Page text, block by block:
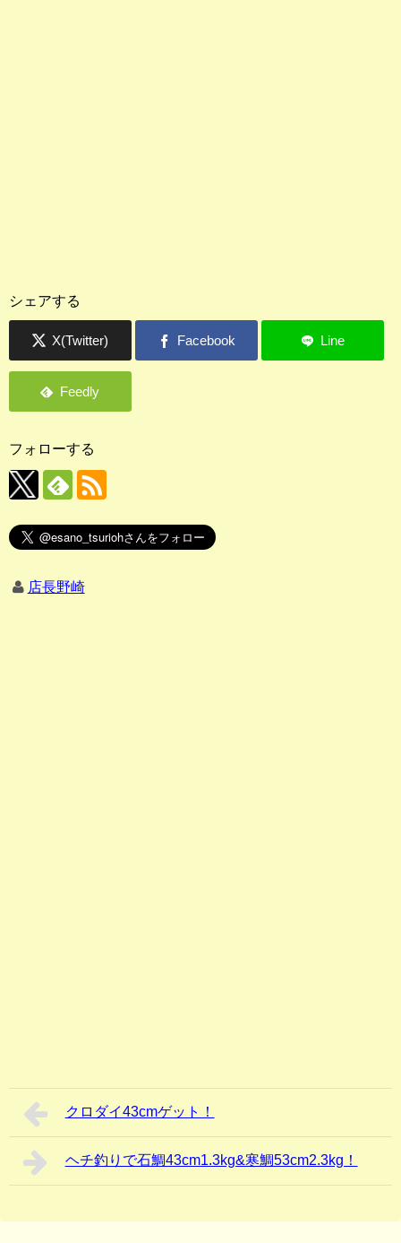
シェアする
フォローする
店長野崎
クロダイ43cmゲット！
ヘチ釣りで石鯛43cm1.3kg&寒鯛53cm2.3kg！